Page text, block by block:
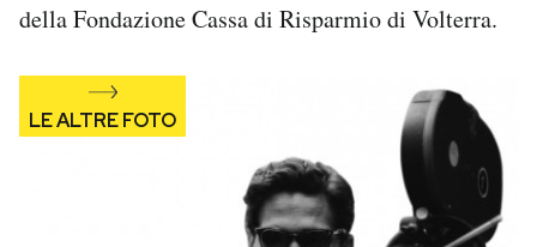
della Fondazione Cassa di Risparmio di Volterra.